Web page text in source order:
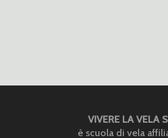
VIVERE LA VELA
è scuola di vela